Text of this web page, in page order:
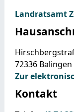
Landratsamt
72336 Balingen
Zur
Kontakt